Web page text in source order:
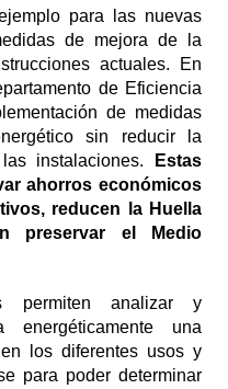
para las nuevas
de mejora de la
actuales. En
de Eficiencia
de medidas
sin reducir la
instalaciones.
Estas
ahorros económicos
reducen la Huella
preservar el Medio
permiten analizar y
energéticamente una
los diferentes usos y
para poder determinar